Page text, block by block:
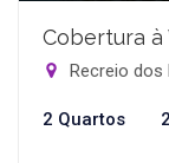
Cobertura à
Recreio dos
2 Quartos